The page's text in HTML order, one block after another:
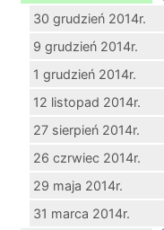
30 grudzień 2014r.
9 grudzień 2014r.
1 grudzień 2014r.
12 listopad 2014r.
27 sierpień 2014r.
26 czrwiec 2014r.
29 maja 2014r.
31 marca 2014r.